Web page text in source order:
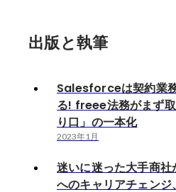
出版と執筆
Salesforceは契約業
る! freee法務がまず
り口」の一本化
2023年1月
迷いに迷った大手商
へのキャリアチェン